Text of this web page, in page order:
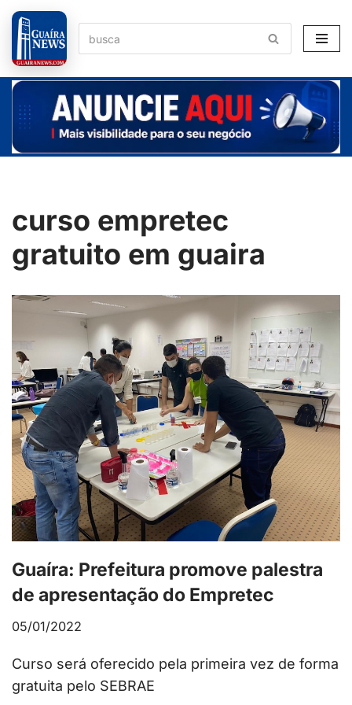
Pular
para
o
conteúdo
curso empretec
gratuito em guaira
Guaíra: Prefeitura promove palestra
de apresentação do Empretec
05/01/2022
Curso será oferecido pela primeira vez de forma
gratuita pelo SEBRAE